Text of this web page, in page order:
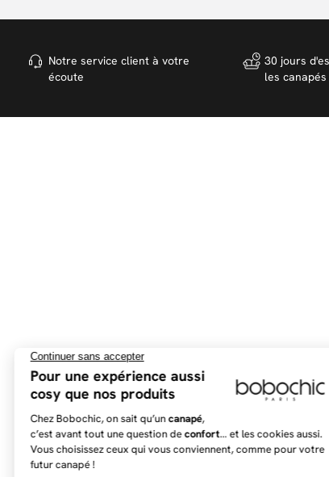
Notre service client à votre
écoute
30 jours
les canapés